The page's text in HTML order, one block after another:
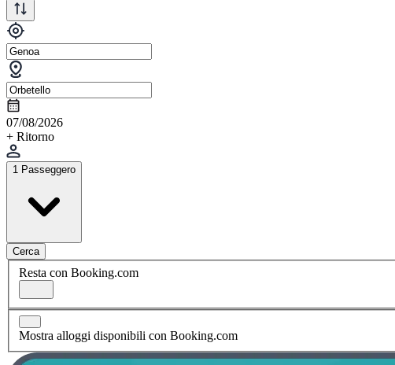
07/08/2026
+ Ritorno
1 Passeggero
Cerca
Resta con Booking.com
Mostra alloggi disponibili con Booking.com